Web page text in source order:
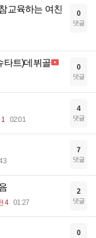
교육하는 여친 0
댓글
타트)데뷔골 0
댓글
1 02:01
4
댓글
7
댓글
4 01:27
2
댓글
0